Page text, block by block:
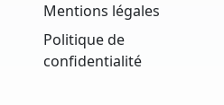
Mentions légales
Politique de
confidentialité